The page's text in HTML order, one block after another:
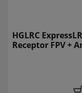
HGLRC
Receptor FPV +